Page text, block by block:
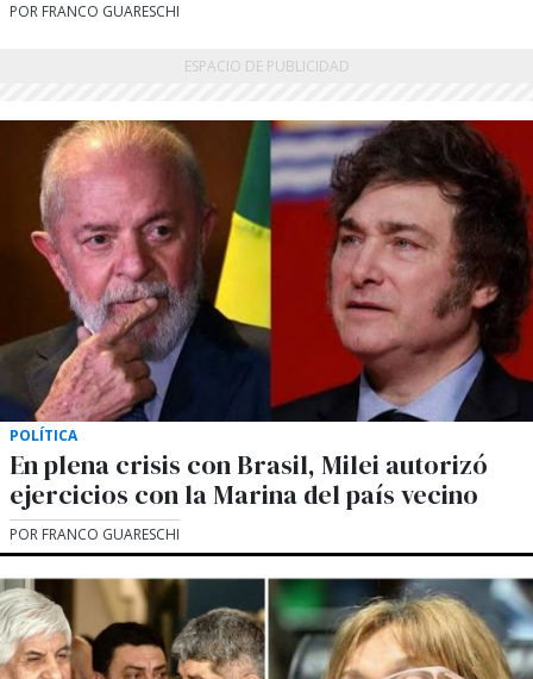
POR FRANCO GUARESCHI
POLÍTICA
En plena crisis con Brasil, Milei autorizó
ejercicios con la Marina del país vecino
POR FRANCO GUARESCHI